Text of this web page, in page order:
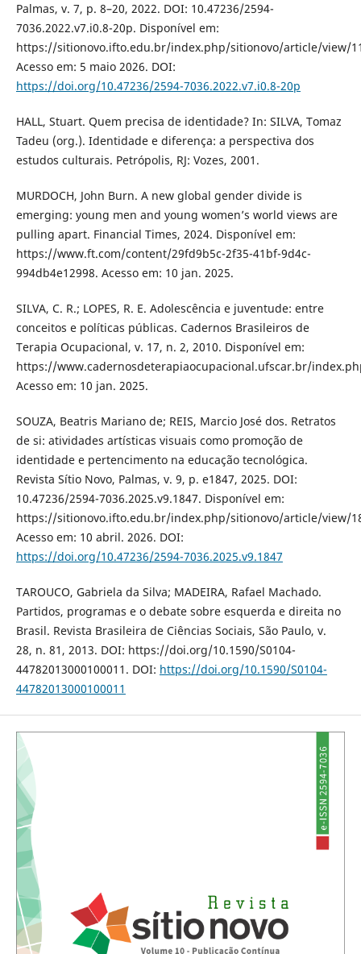
Palmas, v. 7, p. 8–20, 2022. DOI: 10.47236/2594-
7036.2022.v7.i0.8-20p. Disponível em:
https://sitionovo.ifto.edu.br/index.php/sitionovo/article/view/
Acesso em: 5 maio 2026. DOI:
https://doi.org/10.47236/2594-7036.2022.v7.i0.8-20p
HALL, Stuart. Quem precisa de identidade? In: SILVA, Tomaz
Tadeu (org.). Identidade e diferença: a perspectiva dos
estudos culturais. Petrópolis, RJ: Vozes, 2001.
MURDOCH, John Burn. A new global gender divide is
emerging: young men and young women’s world views are
pulling apart. Financial Times, 2024. Disponível em:
https://www.ft.com/content/29fd9b5c-2f35-41bf-9d4c-
994db4e12998. Acesso em: 10 jan. 2025.
SILVA, C. R.; LOPES, R. E. Adolescência e juventude: entre
conceitos e políticas públicas. Cadernos Brasileiros de
Terapia Ocupacional, v. 17, n. 2, 2010. Disponível em:
https://www.cadernosdeterapiaocupacional.ufscar.br/
Acesso em: 10 jan. 2025.
SOUZA, Beatris Mariano de; REIS, Marcio José dos. Retratos
de si: atividades artísticas visuais como promoção de
identidade e pertencimento na educação tecnológica.
Revista Sítio Novo, Palmas, v. 9, p. e1847, 2025. DOI:
10.47236/2594-7036.2025.v9.1847. Disponível em:
https://sitionovo.ifto.edu.br/index.php/sitionovo/article/view/
Acesso em: 10 abril. 2026. DOI:
https://doi.org/10.47236/2594-7036.2025.v9.1847
TAROUCO, Gabriela da Silva; MADEIRA, Rafael Machado.
Partidos, programas e o debate sobre esquerda e direita no
Brasil. Revista Brasileira de Ciências Sociais, São Paulo, v.
28, n. 81, 2013. DOI: https://doi.org/10.1590/S0104-
44782013000100011. DOI: https://doi.org/10.1590/S0104-
44782013000100011